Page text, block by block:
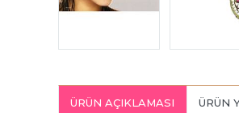
ÜRÜN AÇIKLAMASI ÜRÜN